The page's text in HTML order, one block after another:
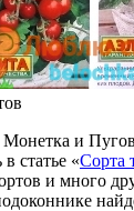
Монетка и
статье «Сорта
и много